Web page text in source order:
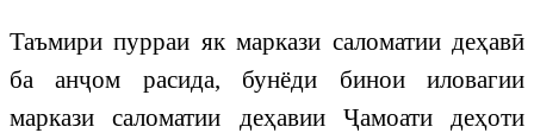
Таъмири пурраи як маркази саломатии деҳавӣ
ба анҷом расида, бунёди бинои иловагии
маркази саломатии деҳавии Ҷамоати деҳоти